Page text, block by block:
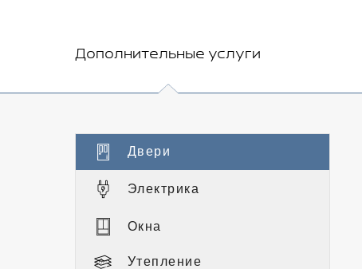
Дополнительные услуги
Двери
Электрика
Окна
Утепление